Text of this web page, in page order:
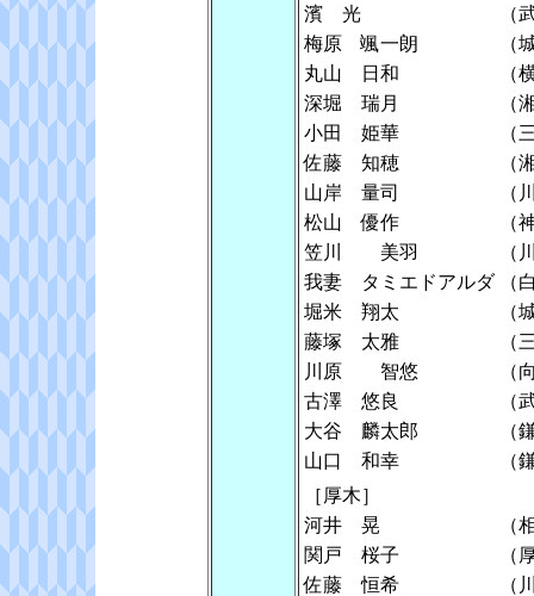
濱 光
梅原 颯一朗
丸山 日和
（
深堀 瑞月
（
小田 姫華
（
佐藤 知穂
（
山岸 量司
（
松山 優作
（
笠川 美羽
（
我妻 タミエドアルダ
（
堀米 翔太
藤塚 太雅
（
川原 智悠
（
古澤 悠良
大谷 麟太郎
山口 和幸
［厚木］
河井 晃
（
関戸 桜子
（
佐藤 恒希